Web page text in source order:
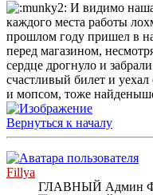
И видимо наша
каждого места работы
прошлом году пришел в
перед магазином,
сердце дрогнуло и
счастливый билет и
и мопсом, тоже
Вернуться к началу
Fillya
ГЛАВНЫЙ Админ